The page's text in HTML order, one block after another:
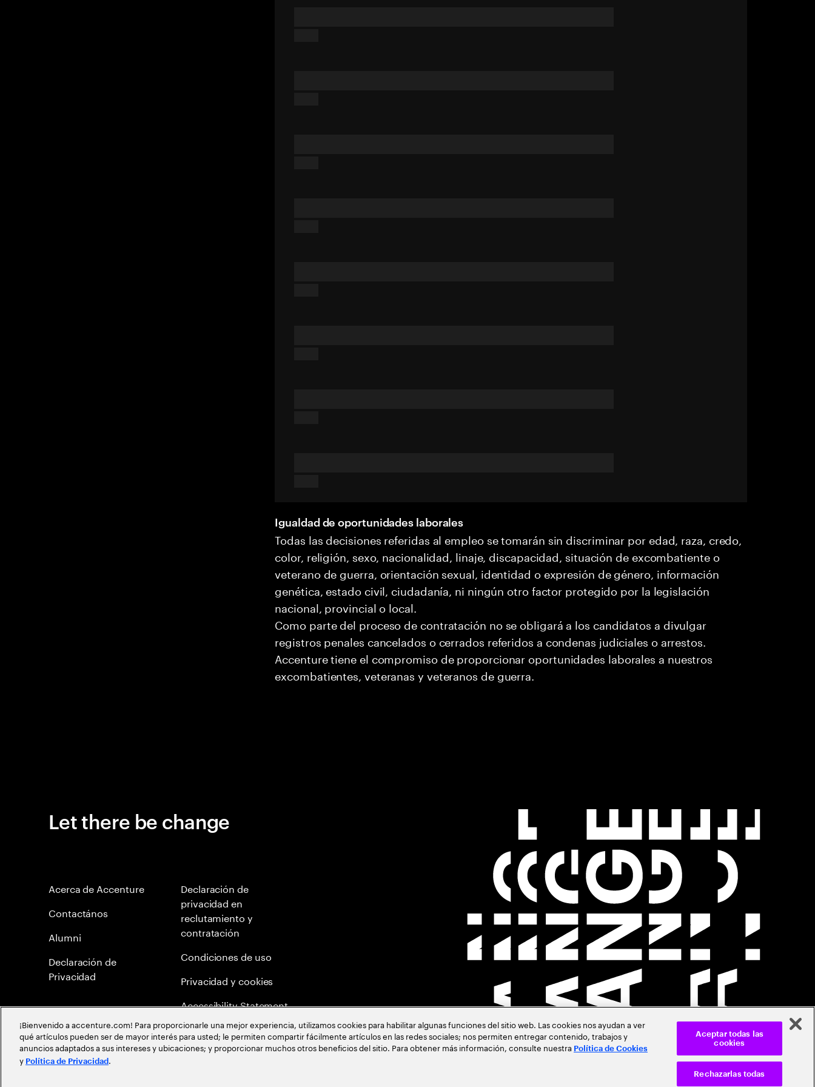
Igualdad de oportunidades laborales
Todas las decisiones referidas al empleo se tomarán sin discriminar por edad, raza, credo,
color, religión, sexo, nacionalidad, linaje, discapacidad, situación de excombatiente o
veterano de guerra, orientación sexual, identidad o expresión de género, información
genética, estado civil, ciudadanía, ni ningún otro factor protegido por la legislación
nacional, provincial o local.
Como parte del proceso de contratación no se obligará a los candidatos a divulgar
registros penales cancelados o cerrados referidos a condenas judiciales o arrestos.
Accenture tiene el compromiso de proporcionar oportunidades laborales a nuestros
excombatientes, veteranas y veteranos de guerra.
Let there be change
Acerca de Accenture
Contactános
Alumni
Declaración de
Privacidad
Declaración de
privacidad en
reclutamiento y
contratación
Condiciones de uso
Privacidad y cookies
Accessibility Statement
Mapa del Sitio
Política de meritocracia
¡Bienvenido a accenture.com! Para proporcionarle una mejor experiencia, utilizamos cookies para habilitar algunas funciones del sitio web. Las cookies nos ayudan a ver
qué artículos pueden ser de mayor interés para usted; le permiten compartir fácilmente artículos en las redes sociales; nos permiten entregar contenido, trabajos y
anuncios adaptados a sus intereses y ubicaciones; y proporcionar muchos otros beneficios del sitio. Para obtener más información, consulte nuestra Política de Cookies
y Política de Privacidad .
Rechazarlas todas
Aceptar todas las
cookies